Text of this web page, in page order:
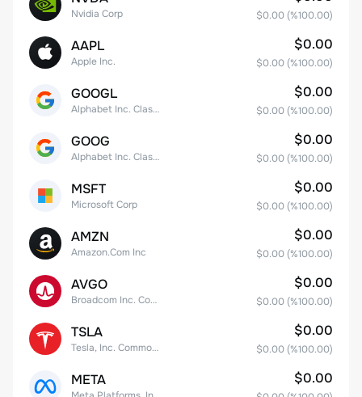
Nvidia Corp $0.00 (%100.00)
AAPL
Apple Inc.
$0.00
$0.00 (%100.00)
GOOGL
Alphabet Inc. Class A Common Stock
$0.00
$0.00 (%100.00)
GOOG
Alphabet Inc. Class C Capital Stock
$0.00
$0.00 (%100.00)
MSFT
Microsoft Corp
$0.00
$0.00 (%100.00)
AMZN
Amazon.Com Inc
$0.00
$0.00 (%100.00)
AVGO
Broadcom Inc. Common Stock
$0.00
$0.00 (%100.00)
TSLA
Tesla, Inc. Common Stock
$0.00
$0.00 (%100.00)
META $0.00